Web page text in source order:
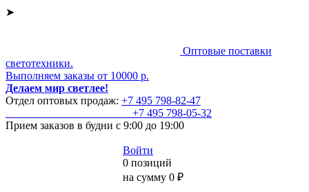
➤
Оптовые поставки
светотехники.
Выполняем заказы от 10000 р.
Делаем мир светлее!
Отдел оптовых продаж: +7 495 798-82-47
+7 495 798-05-32
Прием заказов в будни с 9:00 до 19:00
Войти
0 позиций
на сумму 0 ₽